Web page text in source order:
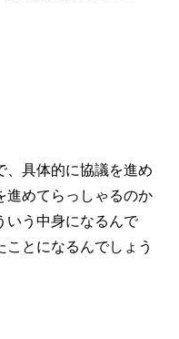
具体的に協議を進め
進めてらっしゃるのか
いう中身になるんで
ことになるんでしょう